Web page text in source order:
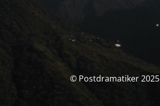
© Postdramatiker 2025